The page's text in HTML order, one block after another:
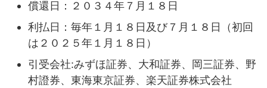
償還日：２０３４年７月１８日
利払日：毎年１月１８日及び７月１８日（初回
は２０２５年１月１８日）
引受会社:みずほ証券、大和証券、岡三証券、野
村證券、東海東京証券、楽天証券株式会社